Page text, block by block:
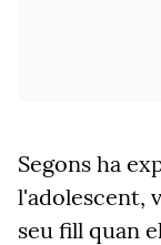
Segons ha
l'adolescent,
seu fill quan